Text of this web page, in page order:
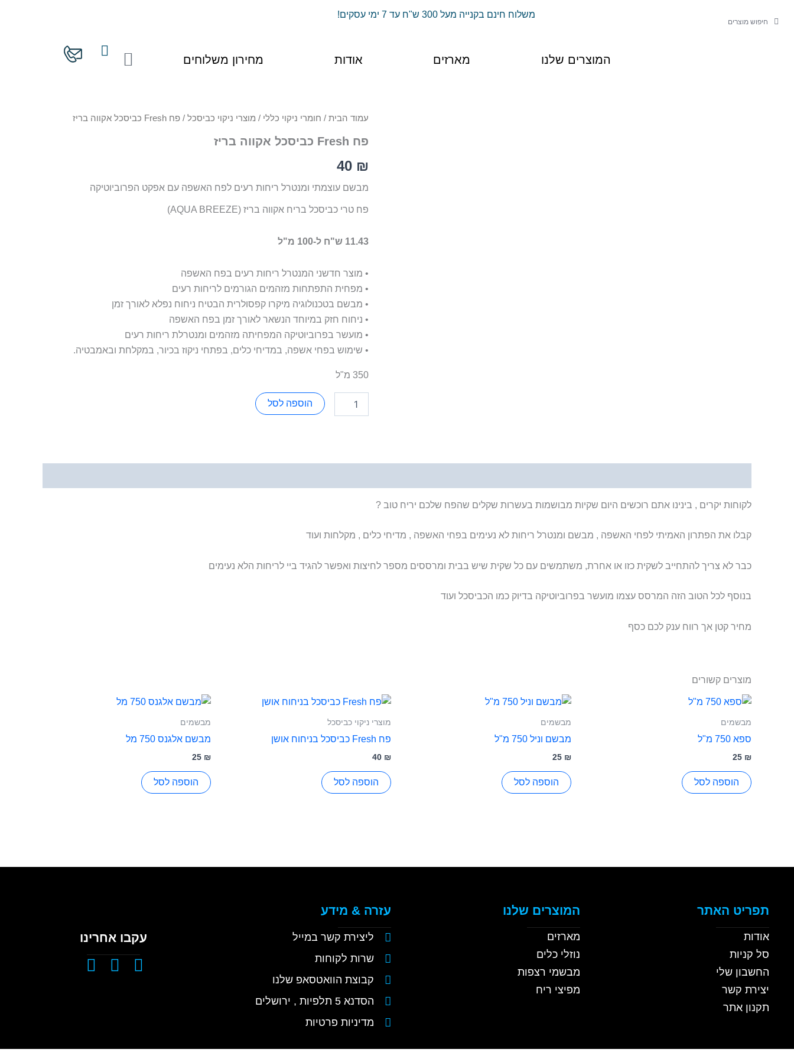
לתוכן
משלוח חינם בקנייה מעל 300 ש"ח עד 7 ימי עסקים!
עגלת
המוצרים שלנו מארזים אודות מחירון משלוחים
עמוד הבית / חומרי ניקוי כללי / מוצרי ניקוי כביסכל / פח Fresh כביסכל אקווה בריז
פח Fresh כביסכל אקווה בריז
40 ₪
מבשם עוצמתי ומנטרל ריחות רעים לפח האשפה עם אפקט הפרוביוטיקה
פח טרי כביסכל בריח אקווה בריז (AQUA BREEZE)
11.43 ש"ח ל-100 מ"ל
• מוצר חדשני המנטרל ריחות רעים בפח האשפה
• מפחית התפתחות מזהמים הגורמים לריחות רעים
• מבשם בטכנולוגיה מיקרו קפסולרית הבטיח ניחוח נפלא לאורך זמן
• ניחוח חזק במיוחד הנשאר לאורך זמן בפח האשפה
• מועשר בפרוביוטיקה המפחיתה מזהמים ומנטרלת ריחות רעים
• שימוש בפחי אשפה, במדיחי כלים, בפתחי ניקוז בכיור, במקלחת ובאמבטיה.
350 מ"ל
כמות
פח
כביסכל
בריז
הוספה לסל
לקוחות יקרים , בינינו אתם רוכשים היום שקיות מבושמות בעשרות שקלים שהפח שלכם יריח טוב ?
קבלו את הפתרון האמיתי לפחי האשפה , מבשם ומנטרל ריחות לא נעימים בפחי האשפה , מדיחי כלים , מקלחות ועוד
כבר לא צריך להתחייב לשקית כזו או אחרת, משתמשים עם כל שקית שיש בבית ומרססים מספר לחיצות ואפשר להגיד ביי לריחות הלא נעימים
בנוסף לכל הטוב הזה המרסס עצמו מועשר בפרוביוטיקה בדיוק כמו הכביסכל ועוד
מחיר קטן אך רווח ענק לכם כסף
מוצרים קשורים
מבשמים
ספא 750 מ"ל
25 ₪
הוספה לסל
מבשמים
מבשם וניל 750 מ"ל
25 ₪
הוספה לסל
מוצרי ניקוי כביסכל
פח Fresh כביסכל בניחוח אושן
40 ₪
הוספה לסל
מבשמים
מבשם אלגנס 750 מל
25 ₪
הוספה לסל
תפריט האתר
אודות
סל קניות
החשבון שלי
יצירת קשר
תקנון אתר
המוצרים שלנו
מארזים
נוזלי כלים
מבשמי רצפות
מפיצי ריח
עזרה & מידע
ליצירת קשר במייל
שרות לקוחות
קבוצת הוואטסאפ שלנו
הסדנא 5 תלפיות , ירושלים
מדיניות פרטיות
עקבו אחרינו